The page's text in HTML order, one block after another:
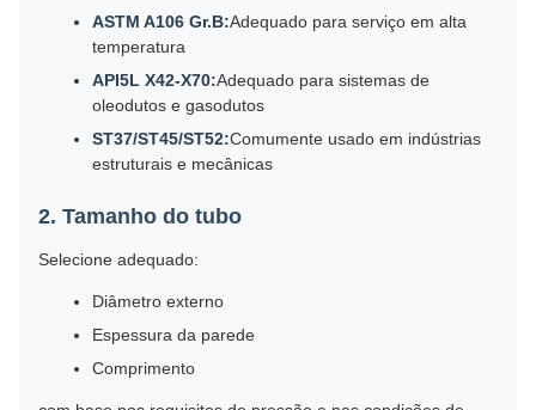
ASTM A106 Gr.B:Adequado para serviço em alta
temperatura
API5L X42-X70:Adequado para sistemas de
oleodutos e gasodutos
ST37/ST45/ST52:Comumente usado em indústrias
estruturais e mecânicas
2. Tamanho do tubo
Selecione adequado:
Diâmetro externo
Espessura da parede
Comprimento